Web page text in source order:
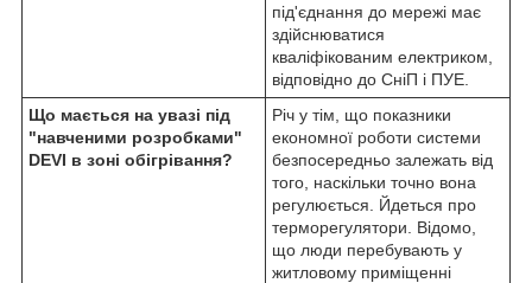
під'єднання до мережі має
здійснюватися
кваліфікованим електриком,
відповідно до СніП і ПУЕ.
Що мається на увазі під
"навченими розробками"
DEVI в зоні обігрівання?
Річ у тім, що показники
економної роботи системи
безпосередньо залежать від
того, наскільки точно вона
регулюється. Йдеться про
терморегулятори. Відомо,
що люди перебувають у
житловому приміщенні